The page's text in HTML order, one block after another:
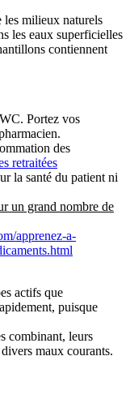
les milieux naturels
les eaux superficielles
contiennent
Portez vos
des
retraitées
la santé du patient ni
un grand nombre de
apprenez-a-
actifs que
puisque
combinant, leurs
maux courants.